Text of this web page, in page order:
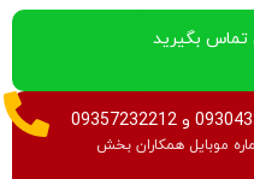
بگیرید
برق از ساعت 14 تا 16 با شماره موبایل همکاران بخش